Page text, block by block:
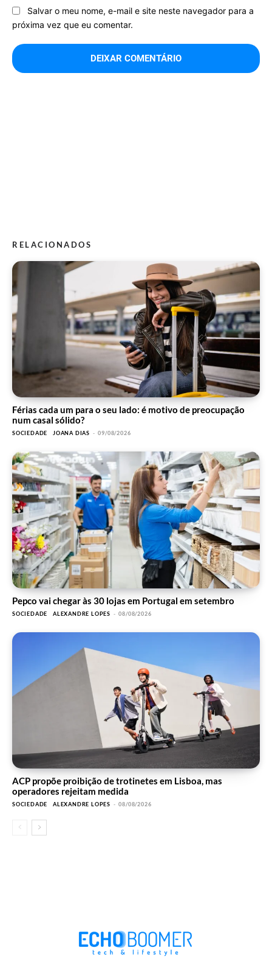
Salvar o meu nome, e-mail e site neste navegador para a
próxima vez que eu comentar.
RELACIONADOS
Férias cada um para o seu lado: é motivo de preocupação
num casal sólido?
SOCIEDADE JOANA DIAS - 09/08/2026
Pepco vai chegar às 30 lojas em Portugal em setembro
SOCIEDADE ALEXANDRE LOPES - 08/08/2026
ACP propõe proibição de trotinetes em Lisboa, mas
operadores rejeitam medida
SOCIEDADE ALEXANDRE LOPES - 08/08/2026